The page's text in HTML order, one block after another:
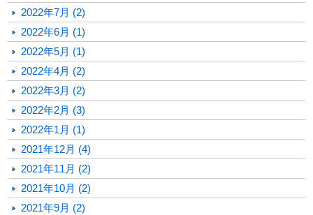
2022年7月 (2)
2022年6月 (1)
2022年5月 (1)
2022年4月 (2)
2022年3月 (2)
2022年2月 (3)
2022年1月 (1)
2021年12月 (4)
2021年11月 (2)
2021年10月 (2)
2021年9月 (2)